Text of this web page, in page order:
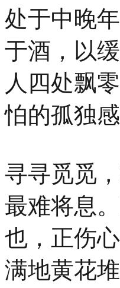
处于中晚
于酒，以
人四处飘
怕的孤独
寻寻觅觅
最难将息
也，正伤
满地黄花